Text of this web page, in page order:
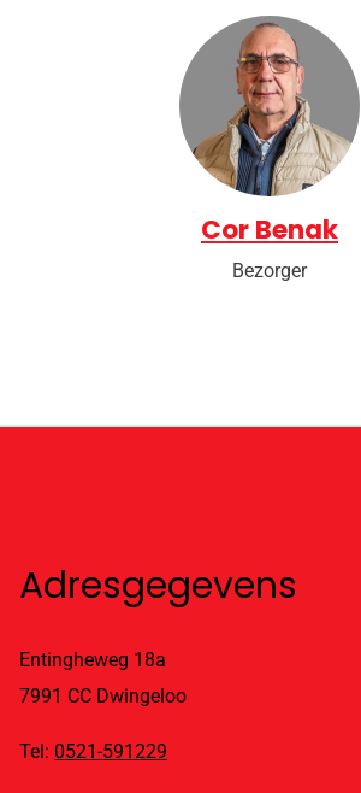
Cor Benak
Bezorger
Adresgegevens
Entingheweg 18a
7991 CC Dwingeloo
Tel: 0521-591229